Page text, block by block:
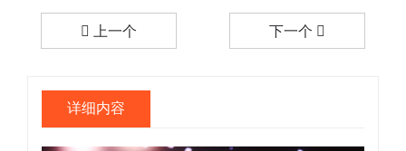
上一个 下一个
详细内容